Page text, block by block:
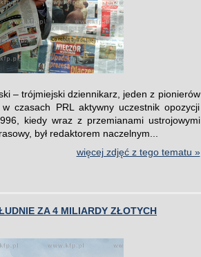
– trójmiejski dziennikarz, jeden z pionierów
czasach PRL aktywny uczestnik opozycji
kiedy wraz z przemianami ustrojowymi
był redaktorem naczelnym...
więcej zdjęć z tego tematu »
ZA 4 MILIARDY ZŁOTYCH